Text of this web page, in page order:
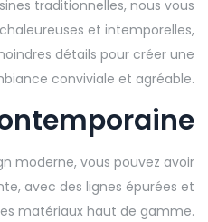
traditionnelles, nous vous
et intemporelles,
détails pour créer une
conviviale et agréable.
moderne, vous pouvez avoir
avec des lignes épurées et
matériaux haut de gamme.